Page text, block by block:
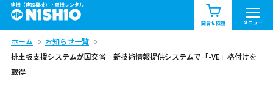
建機（建設機械）・重機レンタル
問合せ依頼 メニュー
商品一覧 お知らせ一覧
問合せ依頼リスト
ホーム
お知らせ一覧
排土板支援システムが国交省 新技術情報提供システムで「-VE」格付けを
取得